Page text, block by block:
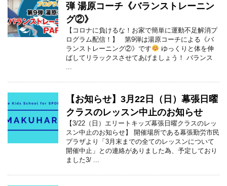
弾 湯原コーチ《バランストレーニン
グ②》
【コロナに負けるな！お家で簡単に運動不足解消プ
ログラム配信！】 第9弾は湯原コーチによる《バ
ランストレーニング②》です
ゆっくりと体を伸
ばしてリラックスさせてあげましょう！ バランス
【お知らせ】3月22日（日）幕張日曜
クラスのレッスン中止のお知らせ
【3/22（日）エリートキッズ幕張日曜クラスのレッ
スン中止のお知らせ】 開催場所である幕張勤労市民
プラザより「3月末までの全てのレッスンについて
開催中止」との連絡がありました為、予定しており
ました3/ ...